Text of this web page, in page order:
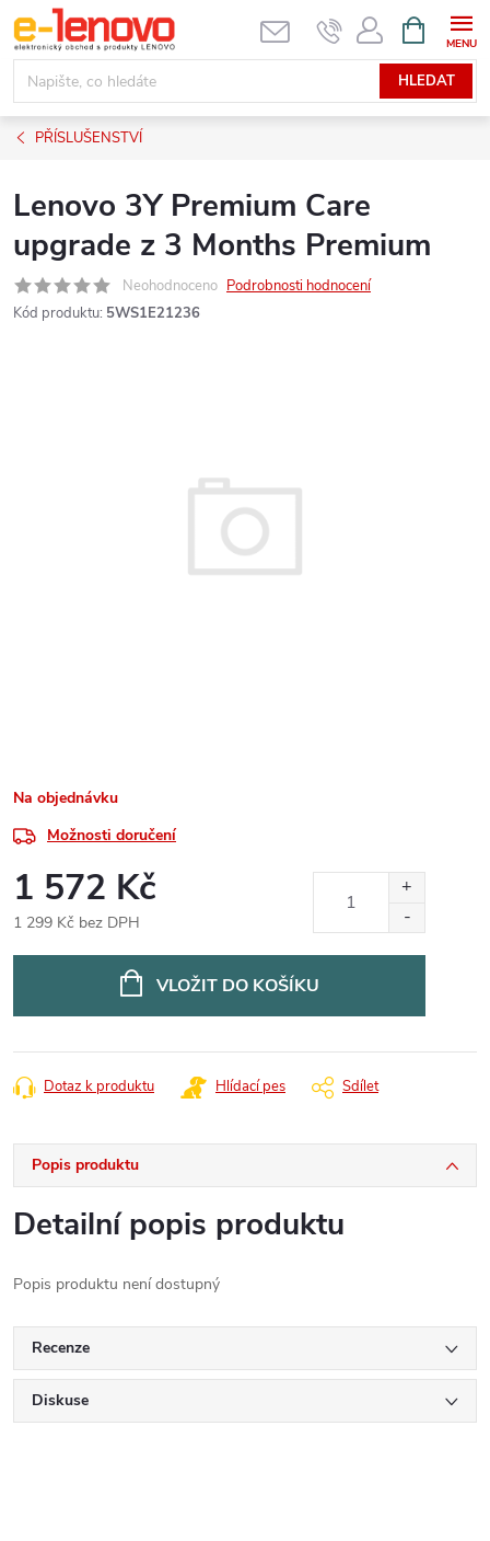
Přejít
na
obsah
HLEDAT
NÁKUPNÍ
KOŠÍK
PŘÍSLUŠENSTVÍ
Lenovo 3Y Premium Care
upgrade z 3 Months Premium
Neohodnoceno Podrobnosti hodnocení
Kód produktu: 5WS1E21236
Na objednávku
Možnosti doručení
1 572 Kč
1 299 Kč bez DPH
VLOŽIT DO KOŠÍKU
Dotaz k produktu Hlídací pes Sdílet
Popis produktu
Detailní popis produktu
Popis produktu není dostupný
Recenze
Diskuse